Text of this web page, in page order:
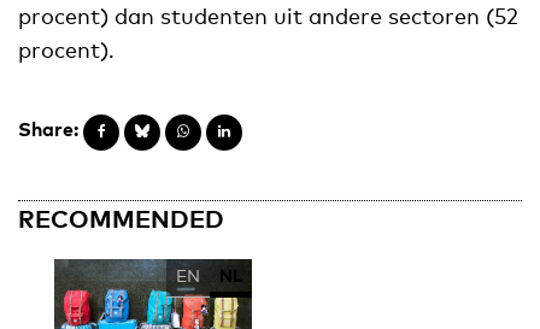
procent) dan studenten uit andere sectoren (52
procent).
Share:
RECOMMENDED
EN NL